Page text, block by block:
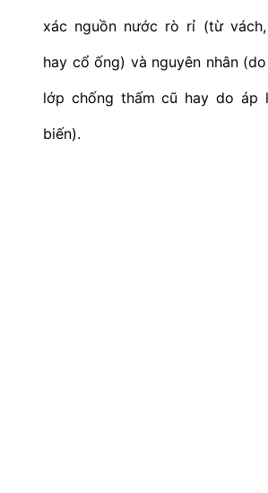
xác nguồn nước rò rỉ (từ vách,
hay cổ ống) và nguyên nhân
lớp chống thấm cũ hay do áp
biến).